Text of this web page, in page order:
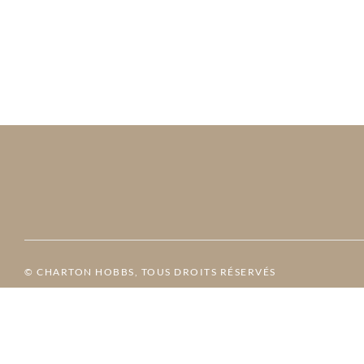
© CHARTON HOBBS, TOUS DROITS RÉSERVÉS